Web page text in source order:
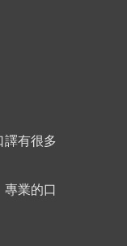
譯有很多
業的口